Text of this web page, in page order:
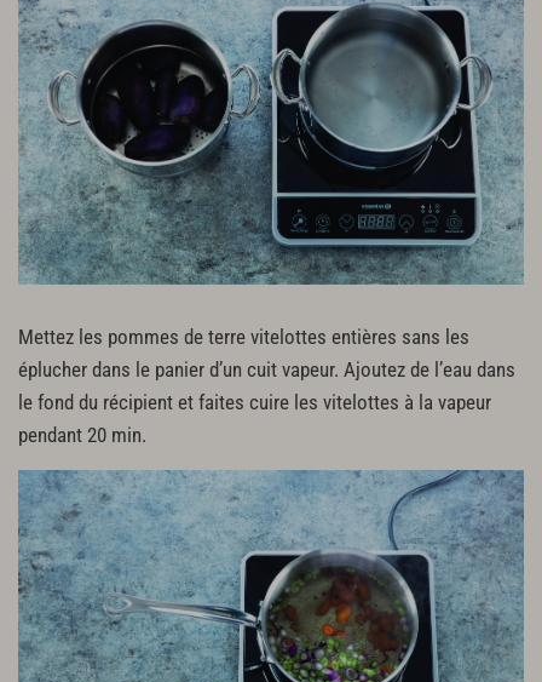
Mettez les pommes de terre vitelottes entières sans les
éplucher dans le panier d’un cuit vapeur. Ajoutez de l’eau dans
le fond du récipient et faites cuire les vitelottes à la vapeur
pendant 20 min.